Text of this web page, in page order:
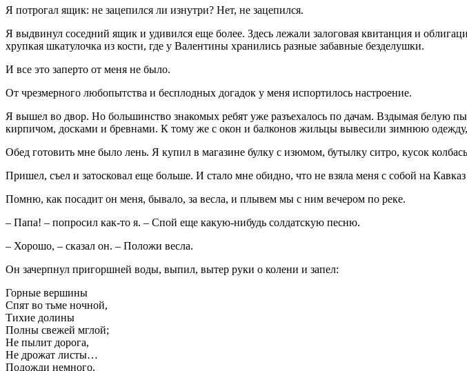
Я потрогал ящик: не зацепился ли изнутри? Нет, не зацепился.
Я выдвинул соседний ящик и удивился еще более. Здесь лежали залоговая квитанция и
хрупкая шкатулочка из кости, где у Валентины хранились разные забавные безделушки.
И все это заперто от меня не было.
От чрезмерного любопытства и бесплодных догадок у меня испортилось настроение.
Я вышел во двор. Но большинство знакомых ребят уже разъехалось по дачам. Вздымая белую
кирпичом, досками и бревнами. К тому же с окон и балконов жильцы вывесили зимнюю
Обед готовить мне было лень. Я купил в магазине булку с изюмом, бутылку ситро, кусок
Пришел, съел и затосковал еще больше. И стало мне обидно, что не взяла меня с собой на
Помню, как посадит он меня, бывало, за весла, и плывем мы с ним вечером по реке.
– Папа! – попросил как-то я. – Спой еще какую-нибудь солдатскую песню.
– Хорошо, – сказал он. – Положи весла.
Он зачерпнул пригоршней воды, выпил, вытер руки о колени и запел:
Горные вершины
Спят во тьме ночной,
Тихие долины
Полны свежей мглой;
Не пылит дорога,
Не дрожат листы…
Подожди немного,